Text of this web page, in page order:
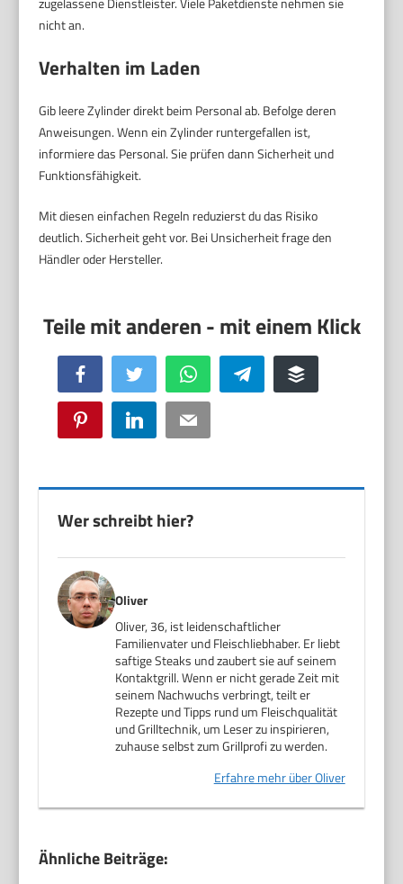
nicht an.
Verhalten im Laden
Gib leere Zylinder direkt beim Personal ab. Befolge deren
Anweisungen. Wenn ein Zylinder runtergefallen ist,
informiere das Personal. Sie prüfen dann Sicherheit und
Funktionsfähigkeit.
Mit diesen einfachen Regeln reduzierst du das Risiko
deutlich. Sicherheit geht vor. Bei Unsicherheit frage den
Händler oder Hersteller.
Facebook Twitter WhatsApp Telegram Buffer
Pinterest LinkedIn Email
Wer schreibt hier?
Oliver
Oliver, 36, ist leidenschaftlicher
Familienvater und Fleischliebhaber. Er liebt
saftige Steaks und zaubert sie auf seinem
Kontaktgrill. Wenn er nicht gerade Zeit mit
seinem Nachwuchs verbringt, teilt er
Rezepte und Tipps rund um Fleischqualität
und Grilltechnik, um Leser zu inspirieren,
zuhause selbst zum Grillprofi zu werden.
Erfahre mehr über Oliver
Ähnliche Beiträge: